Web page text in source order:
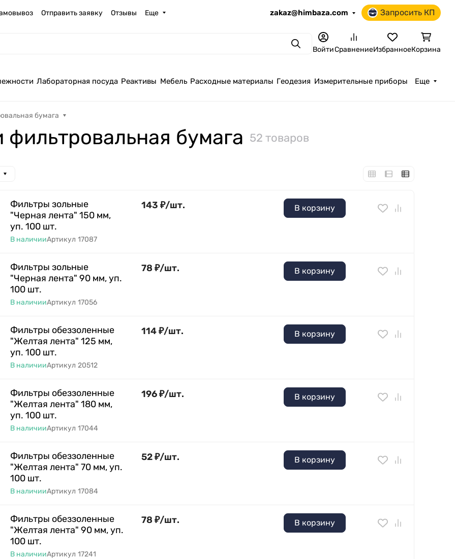
Отправить заявку Отзывы Еще zakaz@himbaza.com Запросить КП
ПоискВойтиСравнениеИзбранноеКорзина
Лабораторная посуда Реактивы Мебель Расходные материалы Геодезия Измерительные приборы Еще
бумага
бумага 52 товаров
Фильтры зольные
"Черная лента" 150 мм,
уп. 100 шт.
В наличииАртикул 17087
143 ₽/шт. В корзину
Фильтры зольные
"Черная лента" 90 мм, уп.
100 шт.
В наличииАртикул 17056
78 ₽/шт. В корзину
Фильтры обеззоленные
"Желтая лента" 125 мм,
уп. 100 шт.
В наличииАртикул 20512
114₽/шт. В корзину
Фильтры обеззоленные
"Желтая лента" 180 мм,
уп. 100 шт.
В наличииАртикул 17044
196₽/шт. В корзину
Фильтры обеззоленные
"Желтая лента" 70 мм, уп.
100 шт.
В наличииАртикул 17084
52₽/шт. В корзину
Фильтры обеззоленные
"Желтая лента" 90 мм, уп.
100 шт.
В наличииАртикул 17241
78 ₽/шт. В корзину